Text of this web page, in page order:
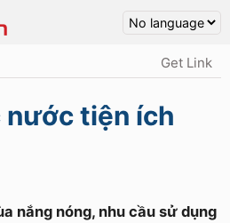
Get Link
nước tiện ích
nắng nóng, nhu cầu sử dụng